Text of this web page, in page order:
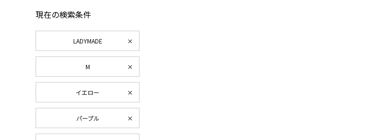
現在の検索条件
LADYMADE
M
イエロー
パープル